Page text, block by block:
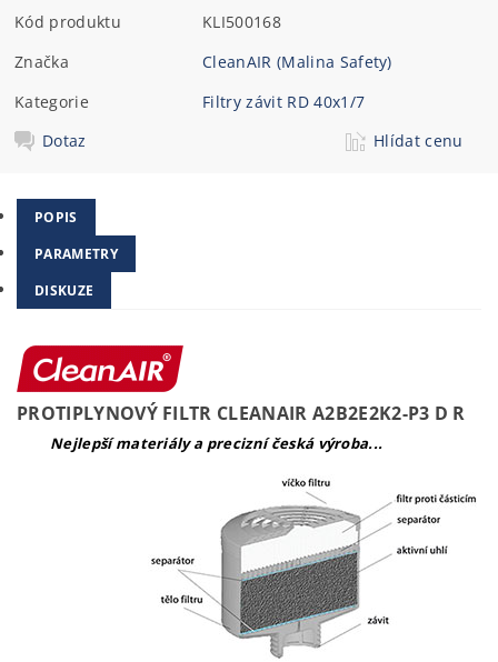
Kód produktu
KLI500168
Značka
CleanAIR (Malina Safety)
Kategorie
Filtry závit RD 40x1/7
Dotaz
Hlídat cenu
POPIS
PARAMETRY
DISKUZE
PROTIPLYNOVÝ FILTR CLEANAIR A2B2E2K2-P3 D R
Nejlepší materiály a precizní česká výroba...